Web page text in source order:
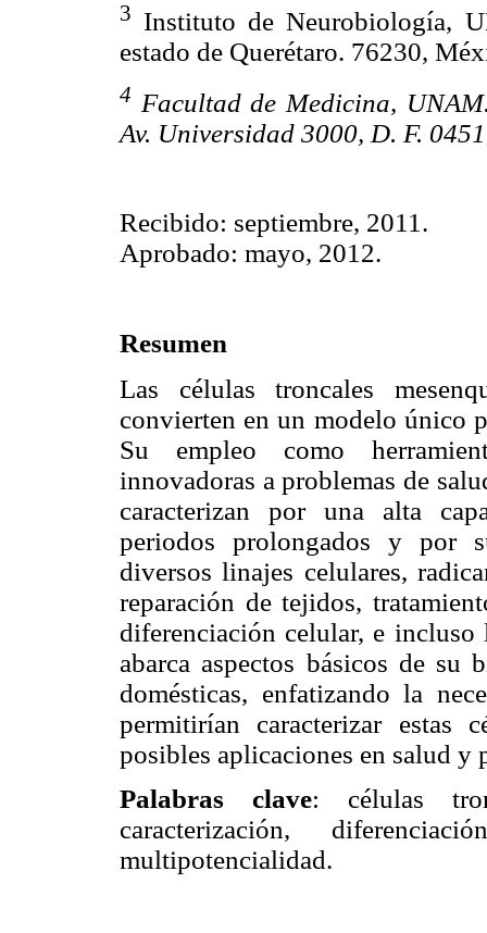
3 Instituto de Neurobiología,
estado de Querétaro. 76230,
4 Facultad de Medicina,
Av. Universidad 3000, D. F.
Recibido: septiembre, 2011.
Aprobado: mayo, 2012.
Resumen
Las células troncales
convierten en un modelo único
Su empleo como
innovadoras a problemas de
caracterizan por una alta
periodos prolongados y por
diversos linajes celulares,
reparación de tejidos,
diferenciación celular, e
abarca aspectos básicos de su
domésticas, enfatizando la
permitirían caracterizar estas
posibles aplicaciones en salud y
Palabras clave: células
caracterización,
multipotencialidad.